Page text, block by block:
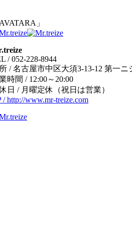
AVATARA」
/ 052-228-8944
/ 名古屋市中区大須3-13-12 第一ニ
時間 / 12:00～20:00
日 / 月曜定休（祝日は営業）
/ http://www.mr-treize.com